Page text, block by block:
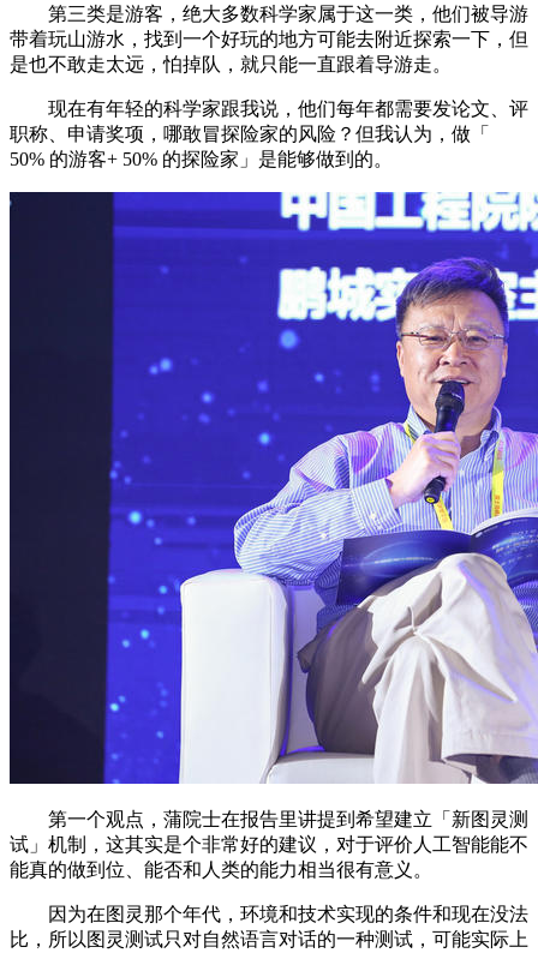
第三类是游客，绝大多数科学家属于这一类，他们被导游
带着玩山游水，找到一个好玩的地方可能去附近探索一下，但
是也不敢走太远，怕掉队，就只能一直跟着导游走。
现在有年轻的科学家跟我说，他们每年都需要发论文、评
职称、申请奖项，哪敢冒探险家的风险？但我认为，做「
50% 的游客+ 50% 的探险家」是能够做到的。
第一个观点，蒲院士在报告里讲提到希望建立「新图灵测
试」机制，这其实是个非常好的建议，对于评价人工智能能不
能真的做到位、能否和人类的能力相当很有意义。
因为在图灵那个年代，环境和技术实现的条件和现在没法
比，所以图灵测试只对自然语言对话的一种测试，可能实际上